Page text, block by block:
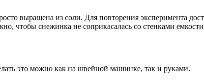
выращена из соли. Для повторения эксперимента
чтобы снежинка не соприкасалась со стенками
это можно как на швейной машинке, так и руками.